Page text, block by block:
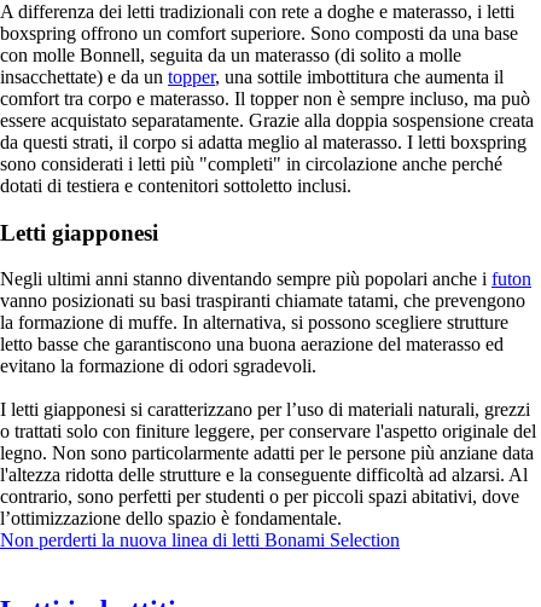
A differenza dei letti tradizionali con rete a doghe e materasso, i letti
boxspring offrono un comfort superiore. Sono composti da una base
con molle Bonnell, seguita da un materasso (di solito a molle
insacchettate) e da un topper, una sottile imbottitura che aumenta il
comfort tra corpo e materasso. Il topper non è sempre incluso, ma può
essere acquistato separatamente. Grazie alla doppia sospensione creata
da questi strati, il corpo si adatta meglio al materasso. I letti boxspring
sono considerati i letti più "completi" in circolazione anche perché
dotati di testiera e contenitori sottoletto inclusi.
Letti giapponesi
Negli ultimi anni stanno diventando sempre più popolari anche i futon
vanno posizionati su basi traspiranti chiamate tatami, che prevengono
la formazione di muffe. In alternativa, si possono scegliere strutture
letto basse che garantiscono una buona aerazione del materasso ed
evitano la formazione di odori sgradevoli.
I letti giapponesi si caratterizzano per l’uso di materiali naturali, grezzi
o trattati solo con finiture leggere, per conservare l'aspetto originale del
legno. Non sono particolarmente adatti per le persone più anziane data
l'altezza ridotta delle strutture e la conseguente difficoltà ad alzarsi. Al
contrario, sono perfetti per studenti o per piccoli spazi abitativi, dove
l’ottimizzazione dello spazio è fondamentale.
Non perderti la nuova linea di letti Bonami Selection